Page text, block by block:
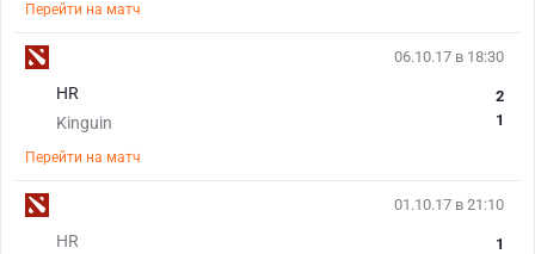
Перейти на матч
06.10.17 в 18:30
HR
Kinguin
2
1
Перейти на матч
01.10.17 в 21:10
HR
1